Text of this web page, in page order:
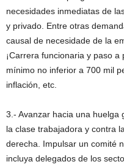
necesidades inmediatas de
y privado. Entre otras
causal de necesidade de la
¡Carrera funcionaria y paso
mínimo no inferior a 700 mil
inflación, etc.
3.- Avanzar hacia una huelga
la clase trabajadora y contra
derecha. Impulsar un comité
incluya delegados de los